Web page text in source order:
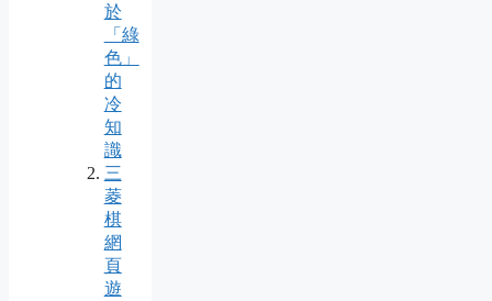
於
「綠
色」
的
冷
知
識
三
菱
棋
網
頁
遊